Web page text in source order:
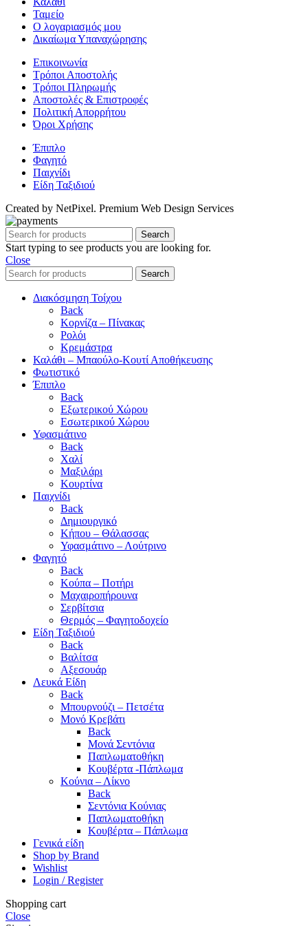
Ταμείο
Ο λογαριασμός μου
Δικαίωμα Υπαναχώρησης
Επικοινωνία
Τρόποι Αποστολής
Τρόποι Πληρωμής
Αποστολές & Επιστροφές
Πολιτική Απορρήτου
Όροι Χρήσης
Έπιπλο
Φαγητό
Παιχνίδι
Είδη Ταξιδιού
Created by NetPixel. Premium Web Design Services
Search
Start typing to see products you are looking for.
Close
Search
Διακόσμηση Τοίχου
Back
Κορνίζα – Πίνακας
Ρολόι
Κρεμάστρα
Καλάθι – Μπαούλο-Κουτί Αποθήκευσης
Φωτιστικό
Έπιπλο
Back
Εξωτερικού Χώρου
Εσωτερικού Χώρου
Υφασμάτινο
Back
Χαλί
Μαξιλάρι
Κουρτίνα
Παιχνίδι
Back
Δημιουργικό
Κήπου – Θάλασσας
Υφασμάτινο – Λούτρινο
Φαγητό
Back
Κούπα – Ποτήρι
Μαχαιροπήρουνα
Σερβίτσια
Θερμός – Φαγητοδοχείο
Είδη Ταξιδιού
Back
Βαλίτσα
Αξεσουάρ
Λευκά Είδη
Back
Μπουρνούζι – Πετσέτα
Μονό Κρεβάτι
Back
Μονά Σεντόνια
Παπλωματοθήκη
Κουβέρτα -Πάπλωμα
Κούνια – Λίκνο
Back
Σεντόνια Κούνιας
Παπλωματοθήκη
Κουβέρτα – Πάπλωμα
Γενικά είδη
Shop by Brand
Wishlist
Login / Register
Shopping cart
Close